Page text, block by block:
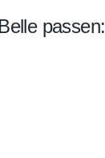
passen: